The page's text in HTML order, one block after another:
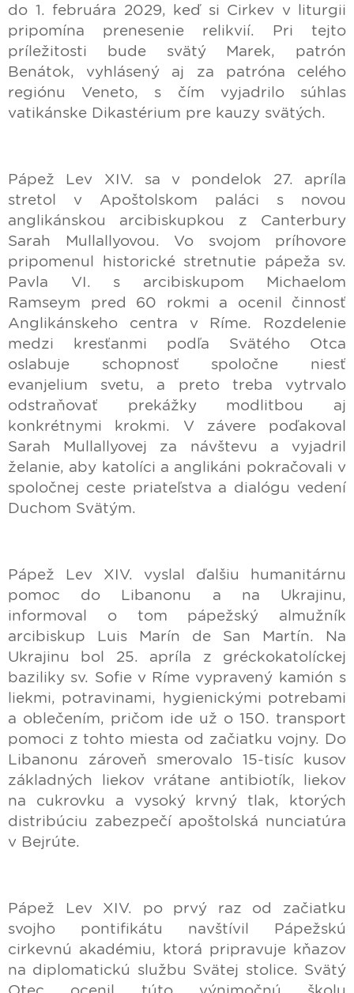
do 1. februára 2029, keď si Cirkev v liturgii
pripomína prenesenie relikvií. Pri tejto
príležitosti bude svätý Marek, patrón
Benátok, vyhlásený aj za patróna celého
regiónu Veneto, s čím vyjadrilo súhlas
vatikánske Dikastérium pre kauzy svätých.
Pápež Lev XIV. sa v pondelok 27. apríla
stretol v Apoštolskom paláci s novou
anglikánskou arcibiskupkou z Canterbury
Sarah Mullallyovou. Vo svojom príhovore
pripomenul historické stretnutie pápeža sv.
Pavla VI. s arcibiskupom Michaelom
Ramseym pred 60 rokmi a ocenil činnosť
Anglikánskeho centra v Ríme. Rozdelenie
medzi kresťanmi podľa Svätého Otca
oslabuje schopnosť spoločne niesť
evanjelium svetu, a preto treba vytrvalo
odstraňovať prekážky modlitbou aj
konkrétnymi krokmi. V závere poďakoval
Sarah Mullallyovej za návštevu a vyjadril
želanie, aby katolíci a anglikáni pokračovali v
spoločnej ceste priateľstva a dialógu vedení
Duchom Svätým.
Pápež Lev XIV. vyslal ďalšiu humanitárnu
pomoc do Libanonu a na Ukrajinu,
informoval o tom pápežský almužník
arcibiskup Luis Marín de San Martín. Na
Ukrajinu bol 25. apríla z gréckokatolíckej
baziliky sv. Sofie v Ríme vypravený kamión s
liekmi, potravinami, hygienickými potrebami
a oblečením, pričom ide už o 150. transport
pomoci z tohto miesta od začiatku vojny. Do
Libanonu zároveň smerovalo 15-tisíc kusov
základných liekov vrátane antibiotík, liekov
na cukrovku a vysoký krvný tlak, ktorých
distribúciu zabezpečí apoštolská nunciatúra
v Bejrúte.
Pápež Lev XIV. po prvý raz od začiatku
svojho pontifikátu navštívil Pápežskú
cirkevnú akadémiu, ktorá pripravuje kňazov
na diplomatickú službu Svätej stolice. Svätý